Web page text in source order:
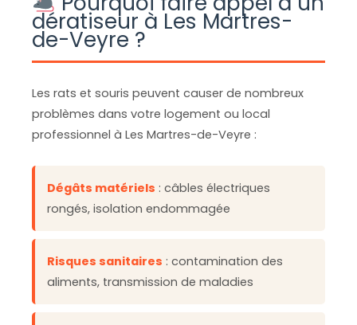
dératiseur à Les Martres-
de-Veyre ?
Les rats et souris peuvent causer de nombreux
problèmes dans votre logement ou local
professionnel à Les Martres-de-Veyre :
Dégâts matériels : câbles électriques
rongés, isolation endommagée
Risques sanitaires : contamination des
aliments, transmission de maladies